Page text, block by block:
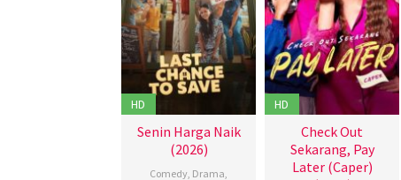
HD
Senin Harga Naik
(2026)
Comedy, Drama,
HD
Check Out
Sekarang, Pay
Later (Caper)